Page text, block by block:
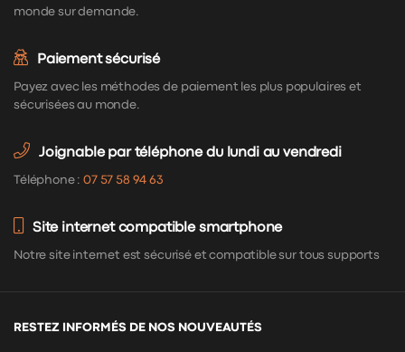
monde sur demande.
Paiement sécurisé
Payez avec les méthodes de paiement les plus populaires et
sécurisées au monde.
Joignable par téléphone du lundi au vendredi
Téléphone :07 57 58 94 63
Site internet compatible smartphone
Notre site internet est sécurisé et compatible sur tous supports
RESTEZ INFORMÉS DE NOS NOUVEAUTÉS